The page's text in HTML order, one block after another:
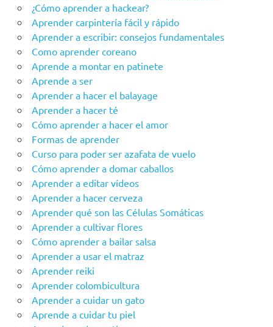
¿Cómo aprender a hackear?
Aprender carpintería fácil y rápido
Aprender a escribir: consejos fundamentales
Como aprender coreano
Aprende a montar en patinete
Aprende a ser
Aprender a hacer el balayage
Aprender a hacer té
Cómo aprender a hacer el amor
Formas de aprender
Curso para poder ser azafata de vuelo
Cómo aprender a domar caballos
Aprender a editar vídeos
Aprender a hacer cerveza
Aprender qué son las Células Somáticas
Aprender a cultivar flores
Cómo aprender a bailar salsa
Aprender a usar el matraz
Aprender reiki
Aprender colombicultura
Aprender a cuidar un gato
Aprende a cuidar tu piel